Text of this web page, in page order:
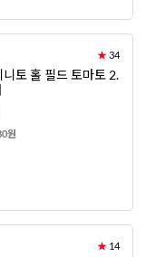
★34
토 홀 필드 토마토 2.
원
★ 14